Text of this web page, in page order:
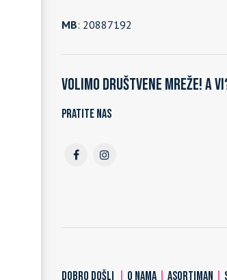
MB: 20887192
Volimo društvene mreže! A
Pratite nas
DOBRO DOŠLI O NAMA ASORTIMAN